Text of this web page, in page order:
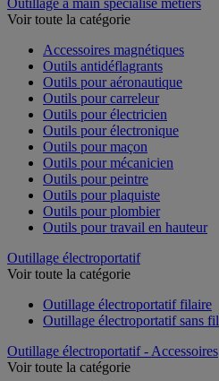
Voir toute la catégorie
Accessoires magnétiques
Outils antidéflagrants
Outils pour aéronautique
Outils pour carreleur
Outils pour électricien
Outils pour électronique
Outils pour maçon
Outils pour mécanicien
Outils pour peintre
Outils pour plaquiste
Outils pour plombier
Outils pour travail en hauteur
Outillage électroportatif
Voir toute la catégorie
Outillage électroportatif filaire
Outillage électroportatif sans fil
Outillage électroportatif - Accessoires
Voir toute la catégorie